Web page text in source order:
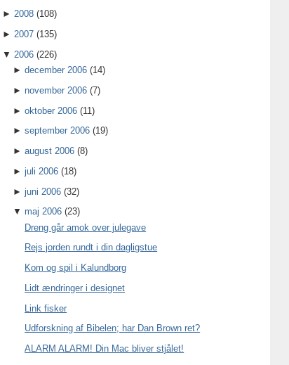
► 2008 (108)
► 2007 (135)
▼ 2006 (226)
►december 2006 (14)
►november 2006 (7)
►oktober 2006 (11)
►september 2006 (19)
►august 2006 (8)
►juli 2006 (18)
►juni 2006 (32)
▼maj 2006 (23)
Dreng går amok over julegave
Rejs jorden rundt i din dagligstue
Kom og spil i Kalundborg
Lidt ændringer i designet
Link fisker
Udforskning af Bibelen; har Dan Brown ret?
ALARM ALARM! Din Mac bliver stjålet!